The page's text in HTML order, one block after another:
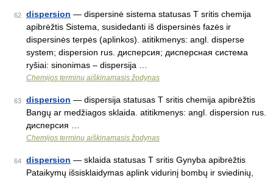
62 dispersion — dispersinė sistema statusas T sritis chemija
apibrėžtis Sistema, susidedanti iš dispersinės fazės ir
dispersinės terpės (aplinkos). atitikmenys: angl. disperse
system; dispersion rus. дисперсия; дисперсная система
ryšiai: sinonimas – dispersija …
Chemijos terminų aiškinamasis žodynas
63 dispersion — dispersija statusas T sritis chemija apibrėžtis
Bangų ar medžiagos sklaida. atitikmenys: angl. dispersion rus.
дисперсия …
Chemijos terminų aiškinamasis žodynas
64 dispersion — sklaida statusas T sritis Gynyba apibrėžtis
Pataikymų išsisklaidymas aplink vidurinį bombų ir sviedinių,